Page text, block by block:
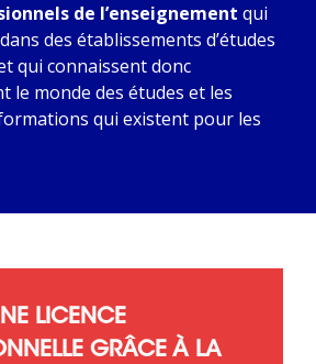
de l’enseignement qui
des établissements d’études
qui connaissent donc
le monde des études et les
qui existent pour les
LICENCE
GRÂCE À LA